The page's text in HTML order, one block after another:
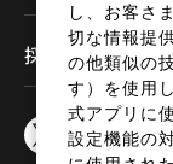
採用情報
し、お客さ
切な情報提
の他類似の
す）を使用
式アプリに
設定機能の